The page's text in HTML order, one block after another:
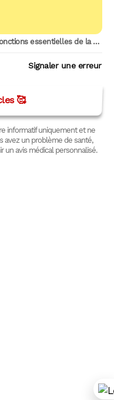
essentielles de la peau
Signaler une erreur
🥰
informatif uniquement et ne
avez un problème de santé,
un avis médical personnalisé.